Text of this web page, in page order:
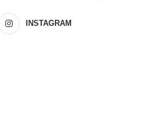
INSTAGRAM